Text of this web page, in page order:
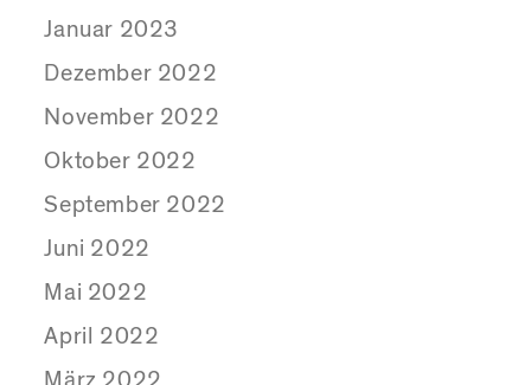
Januar 2023
Dezember 2022
November 2022
Oktober 2022
September 2022
Juni 2022
Mai 2022
April 2022
März 2022